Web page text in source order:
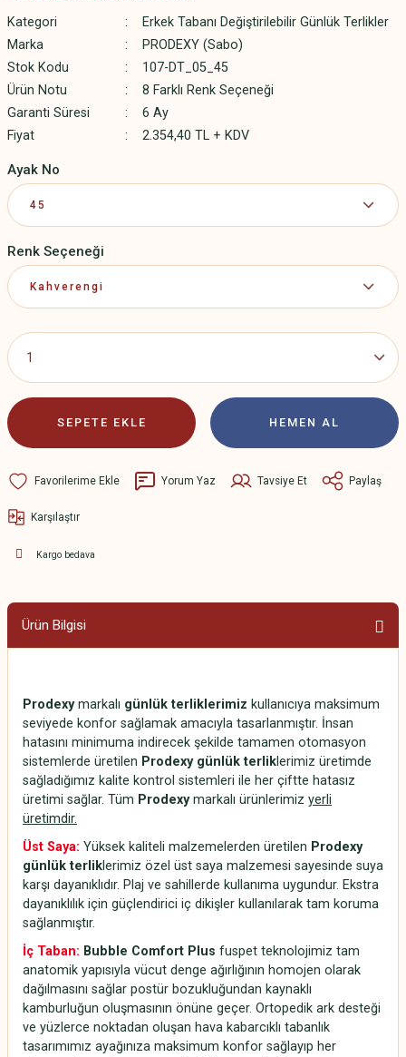
Kategori
Erkek Tabanı Değiştirilebilir Günlük Terlikler
Marka
PRODEXY (Sabo)
Stok Kodu
107-DT_05_45
Ürün Notu
8 Farklı Renk Seçeneği
Garanti Süresi
6 Ay
Fiyat
2.354,40 TL + KDV
Ayak No
Renk Seçeneği
SEPETE EKLE HEMEN AL
Yorum Yaz Tavsiye Et Paylaş
Karşılaştır
Kargo bedava
Ürün Bilgisi
Prodexymarkalı günlük terliklerimiz kullanıcıya maksimum
seviyede konfor sağlamak amacıyla tasarlanmıştır. İnsan
hatasını minimuma indirecek şekilde tamamen otomasyon
sistemlerde üretilen Prodexy günlük terliklerimiz üretimde
sağladığımız kalite kontrol sistemleri ile her çiftte hatasız
üretimi sağlar. Tüm Prodexymarkalı ürünlerimiz yerli
üretimdir.
Üst Saya: Yüksek kaliteli malzemelerden üretilen Prodexy
günlük terliklerimiz özel üst saya malzemesi sayesinde suya
karşı dayanıklıdır. Plaj ve sahillerde kullanıma uygundur. Ekstra
dayanıklılık için güçlendirici iç dikişler kullanılarak tam koruma
sağlanmıştır.
İç Taban: Bubble Comfort Plus fuspet teknolojimiz tam
anatomik yapısıyla vücut denge ağırlığının homojen olarak
dağılmasını sağlar postür bozukluğundan kaynaklı
kamburluğun oluşmasının önüne geçer. Ortopedik ark desteği
ve yüzlerce noktadan oluşan hava kabarcıklı tabanlık
tasarımımız ayağınıza maksimum konfor sağlayıp her